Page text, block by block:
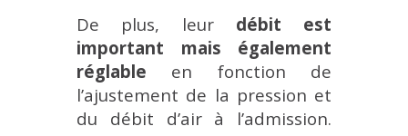
De plus, leur débit est
important mais également
réglable en fonction de
l’ajustement de la pression et
du débit d’air à l’admission.